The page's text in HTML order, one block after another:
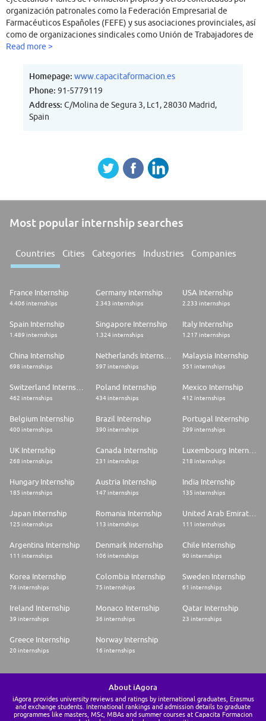
organización patronales como la Federación Empresarial de
Farmacéuticos Españoles (FEFE) y sus asociaciones provinciales, así
como de organizaciones sindicales como Unión de Trabajadores de
Farmacia (UTF) y la Federación de Sanidad y Servicios
acreditadas en anteriores ediciones por la Comisión de Formación
Continuada de las Profesiones Sanitarias-SNS y se ha solicitado
acreditación para sucesivas ediciones.
Read more >
Homepage: www.capacitaformacion.es
Phone: 91-5779119
Address: C/Molina de Segura 3, Lc1, 28030 Madrid,
Spain
Most popular internship searches
Countries Cities Categories Industries Companies
France Internship
4.406 internships
Germany Internship
2.343 internships
USA Internship
2.233 internships
Spain Internship
1.489 internships
Singapore Internship
1.324 internships
Italy Internship
1.217 internships
China Internship
698 internships 597 internships
Malaysia Internship
551 internships
462 internships
Poland Internship
434 internships
Mexico Internship
412 internships
Belgium Internship
400 internships
Brazil Internship
390 internships
Portugal Internship
299 internships
UK Internship
268 internships
Canada Internship
231 internships
Luxembourg Internship
218 internships
Hungary Internship
185 internships
Austria Internship
147 internships
India Internship
135 internships
Japan Internship
125 internships
Romania Internship
113 internships
United Arab Emirates Internship
111 internships
Argentina Internship
111 internships
Denmark Internship
106 internships
Chile Internship
90 internships
Korea Internship
76 internships
Colombia Internship
75 internships
Sweden Internship
61 internships
Ireland Internship
39 internships
Monaco Internship
36 internships
Qatar Internship
23 internships
Greece Internship
20 internships
Norway Internship
16 internships
About iAgora
iAgora provides university reviews and ratings by international graduates, Erasmus
and exchange students. International rankings and admission details to graduate
programmes like masters, MSc, MBAs and summer courses at Capacita Formacion